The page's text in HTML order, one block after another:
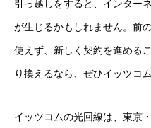
引っ越しをすると、インター
が生じるかもしれません。前
使えず、新しく契約を進める
り換えるなら、ぜひイッツコ
イッツコムの光回線は、東京